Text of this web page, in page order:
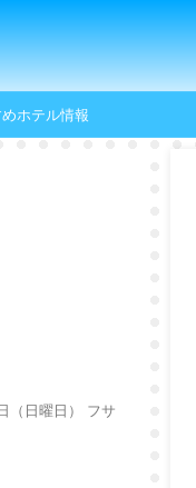
ホテル情報
（日曜日） フサ